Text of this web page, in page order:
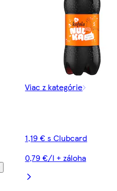
Viac z kategórie
1,19 € s Clubcard
0,79 €/l + záloha